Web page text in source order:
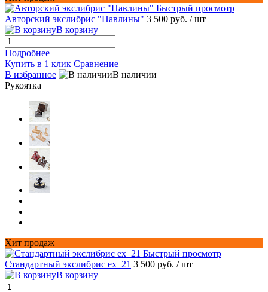
Быстрый просмотр
Авторский экслибрис "Павлины" 3 500 руб. / шт
В корзину
Подробнее
Купить в 1 клик Сравнение
В избранное
В наличии
Рукоятка
Хит продаж
Быстрый просмотр
Стандартный экслибрис ex_21 3 500 руб. / шт
В корзину